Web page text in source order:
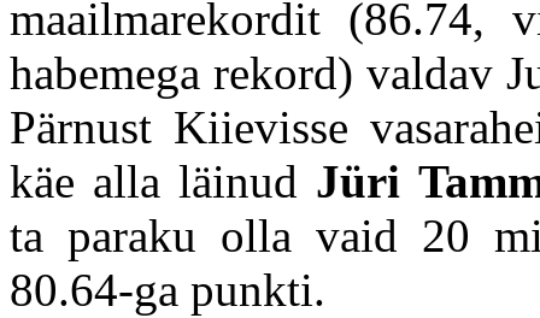
maailmarekordit (86.74,
habemega rekord) valdav
Pärnust Kiievisse
käe alla läinud Jüri
ta paraku olla vaid 20
80.64-ga punkti.